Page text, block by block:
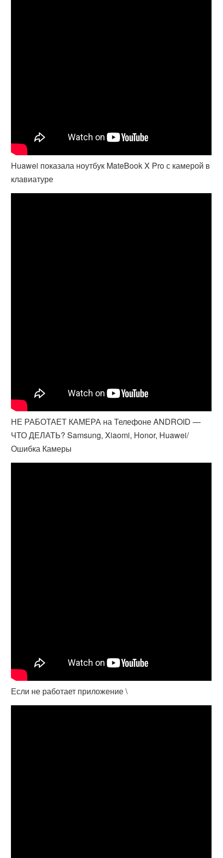
Huawei показала ноутбук MateBook X Pro с камерой в
клавиатуре
НЕ РАБОТАЕТ КАМЕРА на Телефоне ANDROID —
ЧТО ДЕЛАТЬ? Samsung, Xiaomi, Honor, Huawei/
Ошибка Камеры
Если не работает приложение \